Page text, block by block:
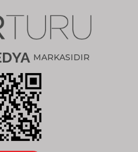
MARKASIDIR